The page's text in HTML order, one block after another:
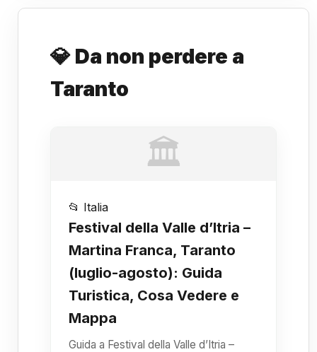
💎 Da non perdere a
Taranto
🏛️
📂 Italia
Festival della Valle d’Itria –
Martina Franca, Taranto
(luglio-agosto): Guida
Turistica, Cosa Vedere e
Mappa
Guida a Festival della Valle d’Itria –